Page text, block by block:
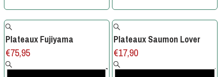
Plateaux Fujiyama
€75,95
Plateaux Saumon Lover
€17,90